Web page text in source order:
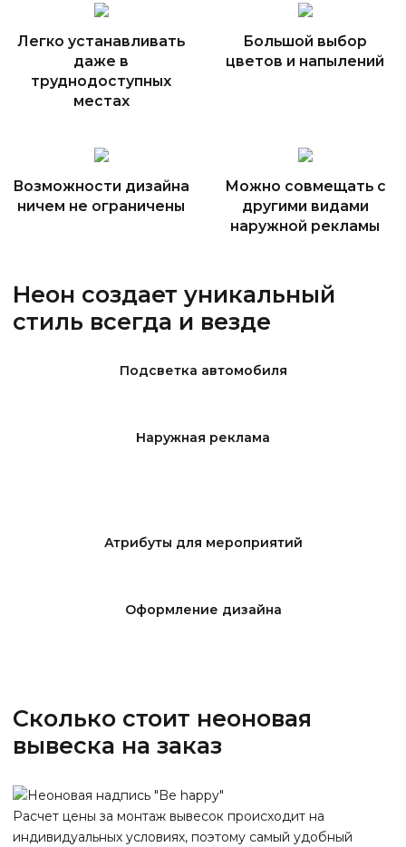
Легко устанавливать
даже в
труднодоступных
местах
Большой выбор
цветов и напылений
Возможности дизайна
ничем не ограничены
Можно совмещать с
другими видами
наружной рекламы
Неон создает уникальный
стиль всегда и везде
Подсветка автомобиля
Наружная реклама
Атрибуты для мероприятий
Оформление дизайна
Сколько стоит неоновая
вывеска на заказ
Расчет цены за монтаж вывесок происходит на
индивидуальных условиях, поэтому самый удобный